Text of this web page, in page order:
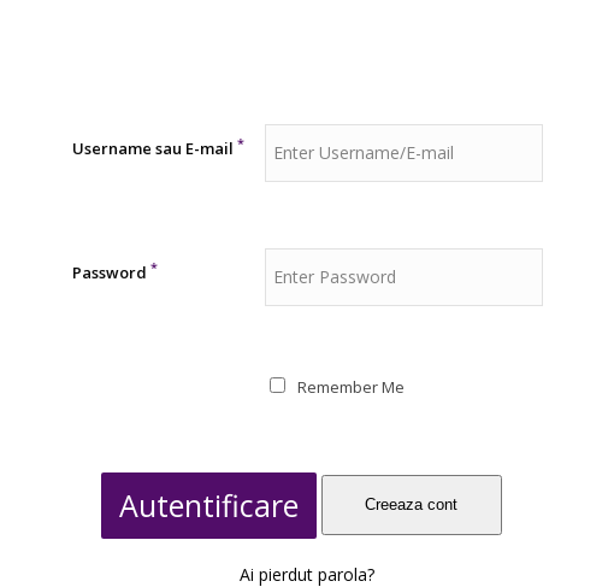
Username sau E-mail *
Password *
Remember Me
Ai pierdut parola?